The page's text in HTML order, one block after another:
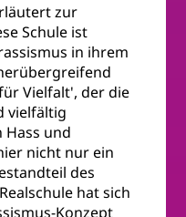
zur
Schule ist
in ihrem
Vielfalt', der die
vielfältig
und
nicht nur ein
des
hat sich
Konzept